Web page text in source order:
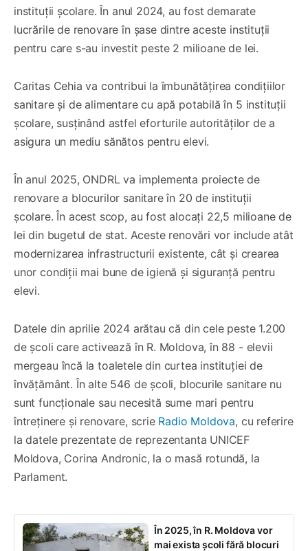
instituții școlare. În anul 2024, au fost demarate
lucrările de renovare în șase dintre aceste instituții
pentru care s-au investit peste 2 milioane de lei.
Caritas Cehia va contribui la îmbunătățirea condițiilor
sanitare și de alimentare cu apă potabilă în 5 instituții
școlare, susținând astfel eforturile autorităților de a
asigura un mediu sănătos pentru elevi.
În anul 2025, ONDRL va implementa proiecte de
renovare a blocurilor sanitare în 20 de instituții
școlare. În acest scop, au fost alocați 22,5 milioane de
lei din bugetul de stat. Aceste renovări vor include atât
modernizarea infrastructurii existente, cât și crearea
unor condiții mai bune de igienă și siguranță pentru
elevi.
Datele din aprilie 2024 arătau că din cele peste 1.200
de școli care activează în R. Moldova, în 88 - elevii
mergeau încă la toaletele din curtea instituției de
învățământ. În alte 546 de școli, blocurile sanitare nu
sunt funcționale sau necesită sume mari pentru
întreținere și renovare, scrie Radio Moldova, cu referire
la datele prezentate de reprezentanta UNICEF
Moldova, Corina Andronic, la o masă rotundă, la
Parlament.
În 2025, în R. Moldova vor
mai exista școli fără blocuri